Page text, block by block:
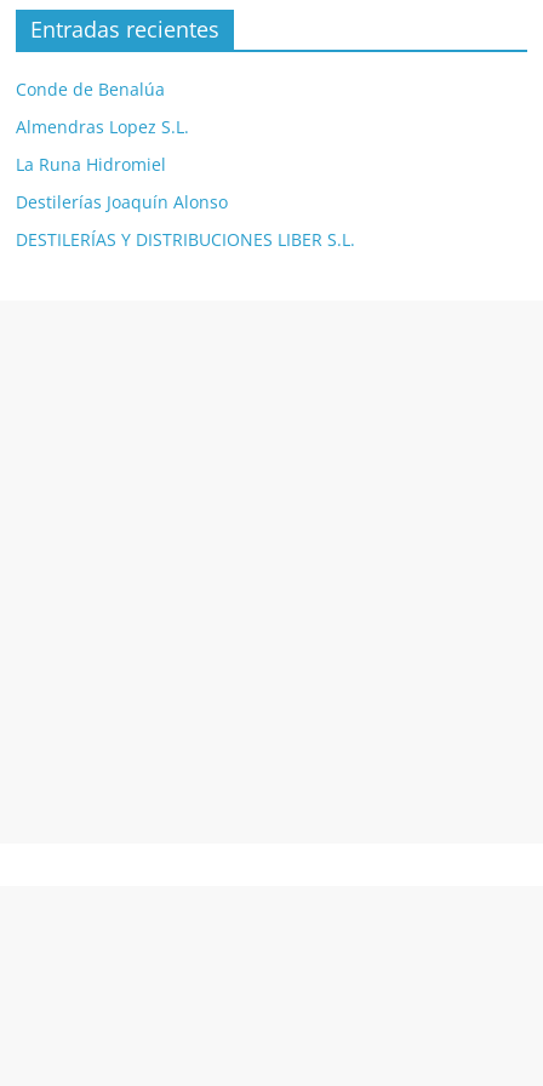
Entradas recientes
Conde de Benalúa
Almendras Lopez S.L.
La Runa Hidromiel
Destilerías Joaquín Alonso
DESTILERÍAS Y DISTRIBUCIONES LIBER S.L.